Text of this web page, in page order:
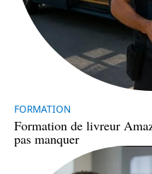
FORMATION
Formation de livreur
pas manquer